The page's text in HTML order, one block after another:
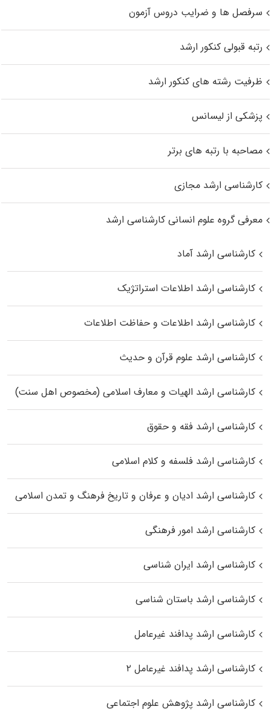
سرفصل ها و ضرایب دروس آزمون
رتبه قبولی کنکور ارشد
ظرفیت رشته های کنکور ارشد
پزشکی از لیسانس
مصاحبه با رتبه های برتر
کارشناسی ارشد مجازی
معرفی گروه علوم انسانی کارشناسی ارشد
کارشناسی ارشد آماد
کارشناسی ارشد اطلاعات استراتژیک
کارشناسی ارشد اطلاعات و حفاظت اطلاعات
کارشناسی ارشد علوم قرآن و حدیث
کارشناسی ارشد الهیات و معارف اسلامی (مخصوص اهل سنت)
کارشناسی ارشد فقه و حقوق
کارشناسی ارشد فلسفه و کلام اسلامی
کارشناسی ارشد ادیان و عرفان و تاریخ فرهنگ و تمدن اسلامی
کارشناسی ارشد امور فرهنگی
کارشناسی ارشد ایران شناسی
کارشناسی ارشد باستان شناسی
کارشناسی ارشد پدافند غیرعامل
کارشناسی ارشد پدافند غیرعامل ۲
کارشناسی ارشد پژوهش علوم اجتماعی